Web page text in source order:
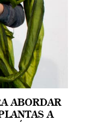
ABORDAR
A